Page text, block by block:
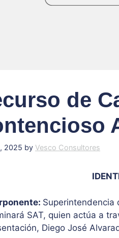
de
2025 by Vesco Consultores
Superintendencia
SAT, quien actúa a
Diego José